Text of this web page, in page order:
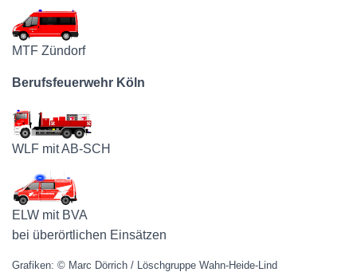
MTF Zündorf
Berufsfeuerwehr Köln
WLF mit AB-SCH
ELW mit BVA
bei überörtlichen Einsätzen
Grafiken: © Marc Dörrich / Löschgruppe Wahn-Heide-Lind